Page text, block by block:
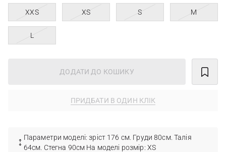
XXS XS S M
L
ДОДАТИ ДО КОШИКУ
ПРИДБАТИ В ОДИН КЛІК
Параметри моделі: зріст 176 см. Груди 80см. Талія
64см. Стегна 90см На моделі розмір: XS